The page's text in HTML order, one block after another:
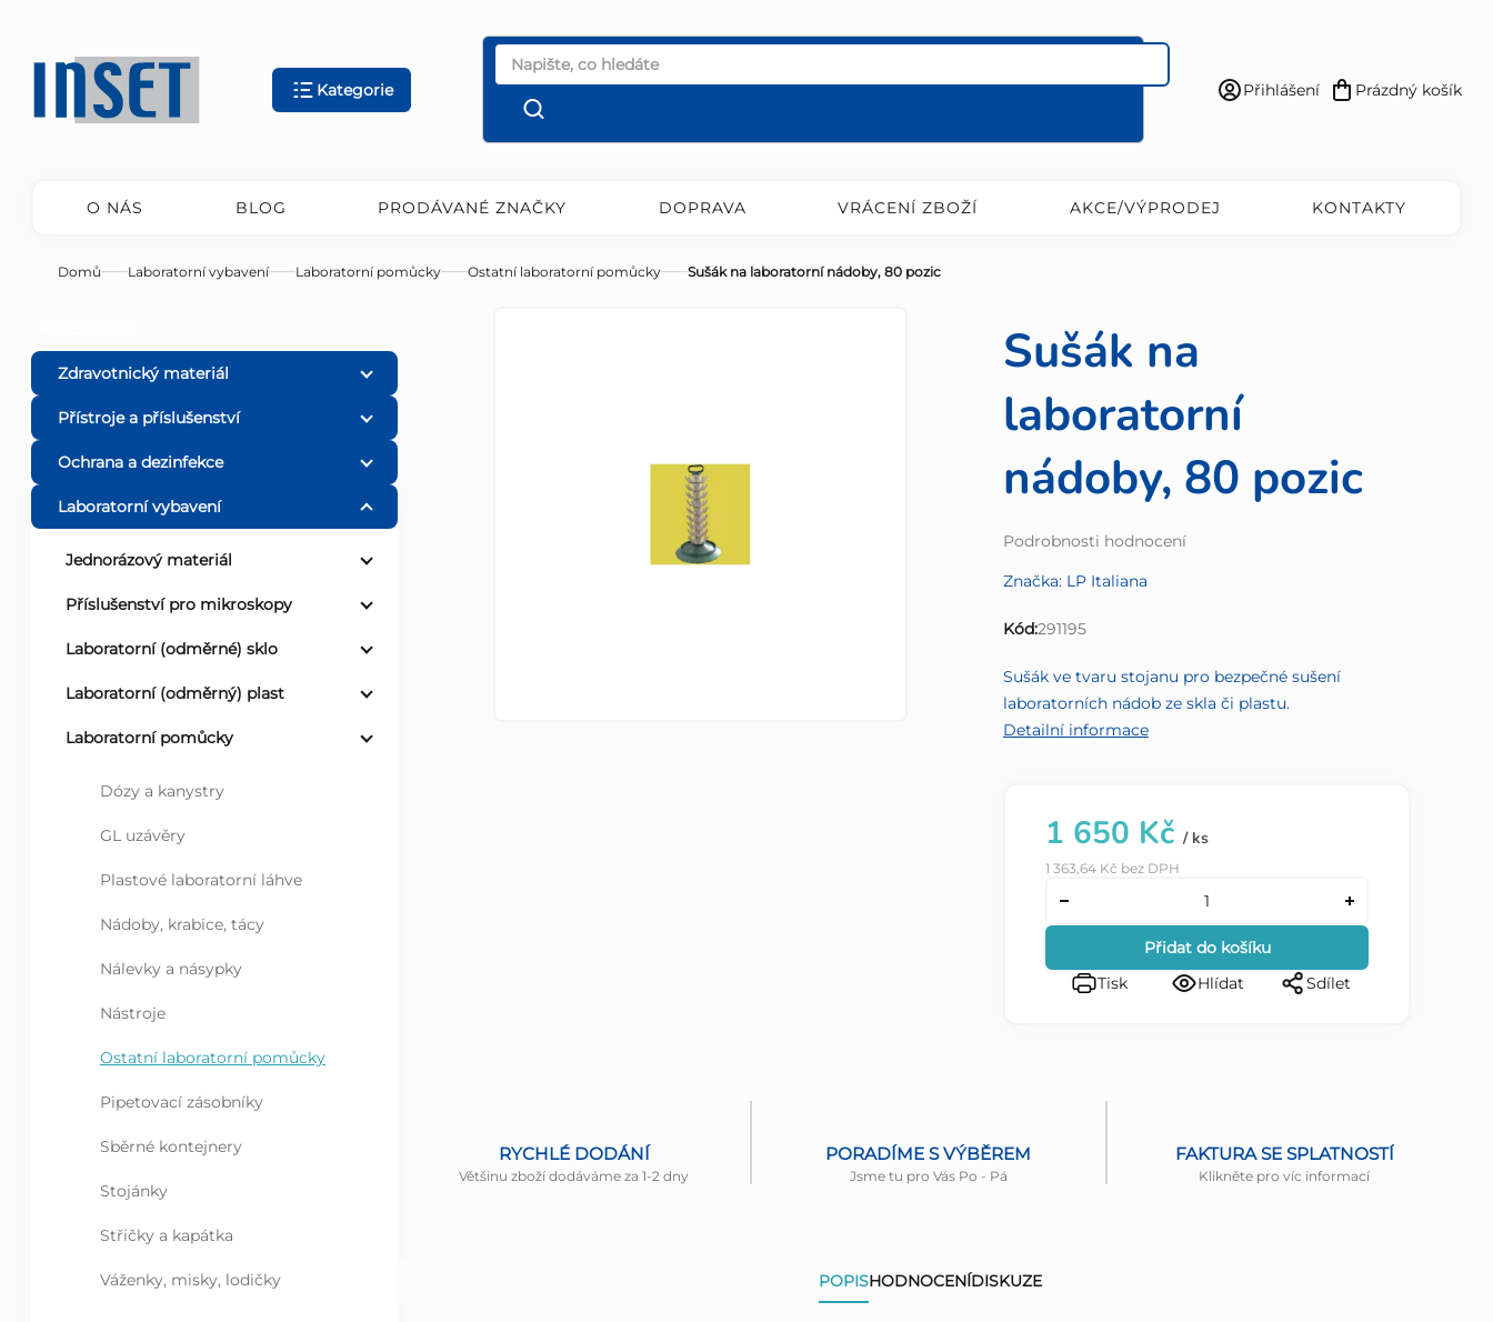
obsah
Kategorie
Přihlášení
Nákupní
Prázdný košík
O NÁS BLOG PRODÁVANÉ ZNAČKY DOPRAVA VRÁCENÍ ZBOŽÍ AKCE/VÝPRODEJ KONTAKTY
Domů Laboratorní vybavení Laboratorní pomůcky Ostatní laboratorní pomůcky Sušák na laboratorní nádoby, 80 pozic
o
s
t
Zdravotnický materiál
Přístroje a příslušenství
Ochrana a dezinfekce
Laboratorní vybavení
Jednorázový materiál
Příslušenství pro mikroskopy
Laboratorní (odměrné) sklo
Laboratorní (odměrný) plast
Laboratorní pomůcky
Dózy a kanystry
GL uzávěry
Plastové laboratorní láhve
Nádoby, krabice, tácy
Nálevky a násypky
Nástroje
Ostatní laboratorní pomůcky
Pipetovací zásobníky
Sběrné kontejnery
Stojánky
Střičky a kapátka
Váženky, misky, lodičky
Sušák na
laboratorní
nádoby, 80 pozic
Průměrné
produktu
0,0
Podrobnosti hodnocení
Značka: LP Italiana
Kód:291195
Sušák ve tvaru stojanu pro bezpečné sušení
laboratorních nádob ze skla či plastu.
Detailní informace
1 650 Kč / ks
1 363,64 Kč bez DPH
Přidat do košíku
Tisk
Hlídat Sdílet
RYCHLÉ DODÁNÍ
Většinu zboží dodáváme za 1-2 dny
PORADÍME S VÝBĚREM
Jsme tu pro Vás Po - Pá
FAKTURA SE SPLATNOSTÍ
Klikněte pro víc informací
POPISHODNOCENÍDISKUZE